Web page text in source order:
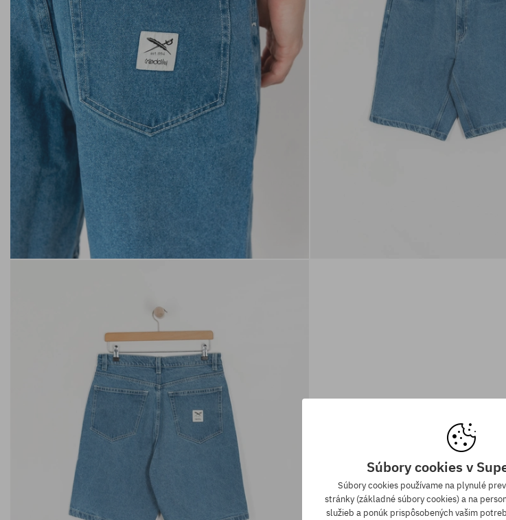
Súbory cookies v
Súbory cookies používame na plynulé
stránky (základné súbory cookies) a na
služieb a ponúk prispôsobených vašim